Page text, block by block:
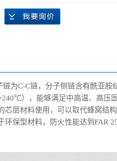
链为C-C链，分子侧链含有酰亚
240℃），能够满足中高温、高压
层材料使用，可以取代蜂窝结
保型材料，防火性能达到FAR